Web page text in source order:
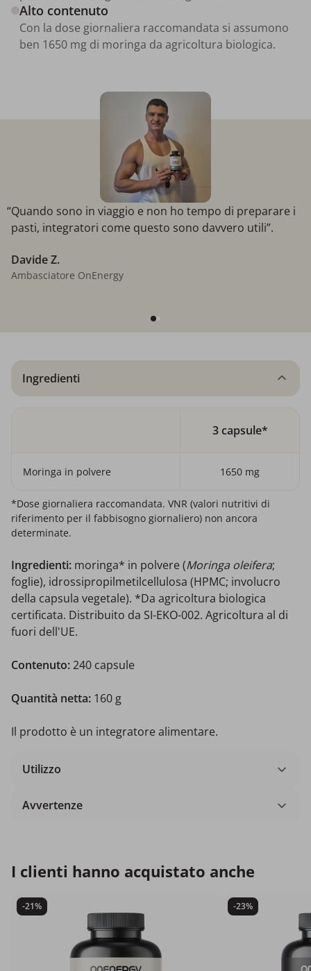
Alto contenuto
Con la dose giornaliera raccomandata si assumono
ben 1650 mg di moringa da agricoltura biologica.
“Quando sono in viaggio e non ho tempo di preparare i
pasti, integratori come questo sono davvero utili”.
Davide Z.
Ambasciatore OnEnergy
Ingredienti
3 capsule*
Moringa in polvere 1650 mg
*Dose giornaliera raccomandata. VNR (valori nutritivi di
riferimento per il fabbisogno giornaliero) non ancora
determinate.
Ingredienti: moringa* in polvere (Moringa oleifera;
foglie), idrossipropilmetilcellulosa (HPMC; involucro
della capsula vegetale). *Da agricoltura biologica
certificata. Distribuito da SI-EKO-002. Agricoltura al di
fuori dell'UE.
Contenuto:240 capsule
Quantità netta: 160 g
Il prodotto è un integratore alimentare.
Utilizzo
Avvertenze
I clienti hanno acquistato anche
-21% -23%